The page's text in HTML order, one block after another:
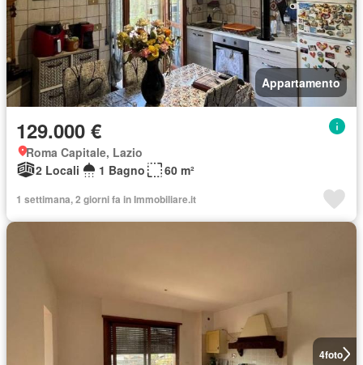
Appartamento
129.000 €
Roma Capitale, Lazio
2 Locali
1 Bagno 60 m²
1 settimana, 2 giorni fa in Immobiliare.it
4foto